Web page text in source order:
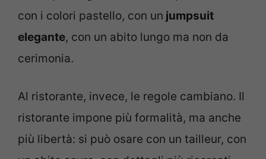
con i colori pastello, con un jumpsuit
elegante, con un abito lungo ma non da
cerimonia.
Al ristorante, invece, le regole cambiano. Il
ristorante impone più formalità, ma anche
più libertà: si può osare con un tailleur, con